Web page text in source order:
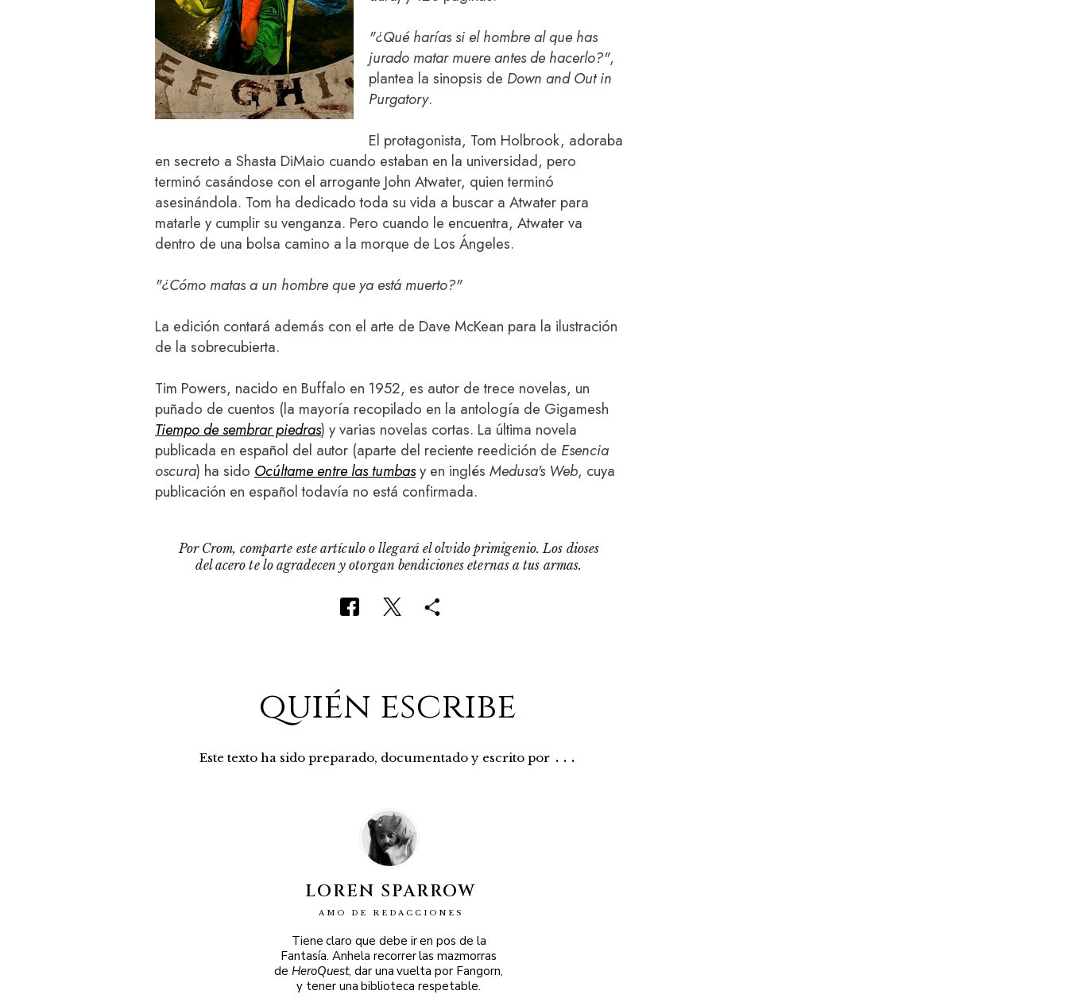
"¿Qué harías si el hombre al que has
jurado matar muere antes de hacerlo?",
plantea la sinopsis de Down and Out in
Purgatory.
El protagonista, Tom Holbrook, adoraba
en secreto a Shasta DiMaio cuando estaban en la universidad, pero
terminó casándose con el arrogante John Atwater, quien terminó
asesinándola. Tom ha dedicado toda su vida a buscar a Atwater para
matarle y cumplir su venganza. Pero cuando le encuentra, Atwater va
dentro de una bolsa camino a la morque de Los Ángeles.
"¿Cómo matas a un hombre que ya está muerto?"
La edición contará además con el arte de Dave McKean para la ilustración
de la sobrecubierta.
Tim Powers, nacido en Buffalo en 1952, es autor de trece novelas, un
puñado de cuentos (la mayoría recopilado en la antología de Gigamesh
Tiempo de sembrar piedras) y varias novelas cortas. La última novela
publicada en español del autor (aparte del reciente reedición de Esencia
oscura) ha sido Ocúltame entre las tumbasy en inglés Medusa's Web, cuya
publicación en español todavía no está confirmada.
Por Crom, comparte este artículo o llegará el olvido primigenio. Los dioses
del acero te lo agradecen y otorgan bendiciones eternas a tus armas.
quién escribe
Este texto ha sido preparado, documentado y escrito por ...
LOREN SPARROW
AMO DE REDACCIONES
Tiene claro que debe ir en pos de la
Fantasía. Anhela recorrer las mazmorras
de HeroQuest, dar una vuelta por Fangorn,
y tener una biblioteca respetable.